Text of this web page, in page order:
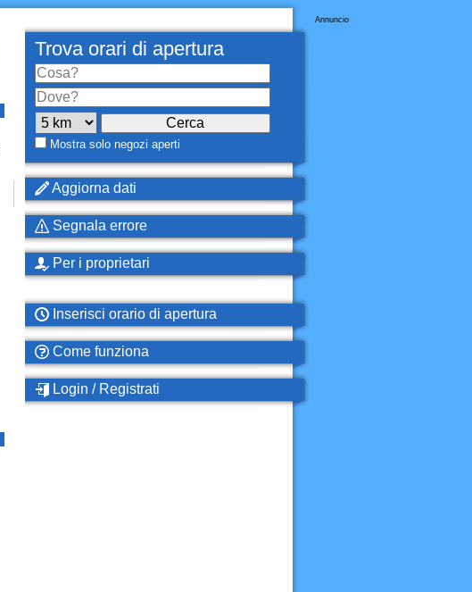
Annuncio
Trova orari di apertura
Mostra solo negozi aperti
Aggiorna dati
Segnala errore
Per i proprietari
Inserisci orario di apertura
Come funziona
Login / Registrati